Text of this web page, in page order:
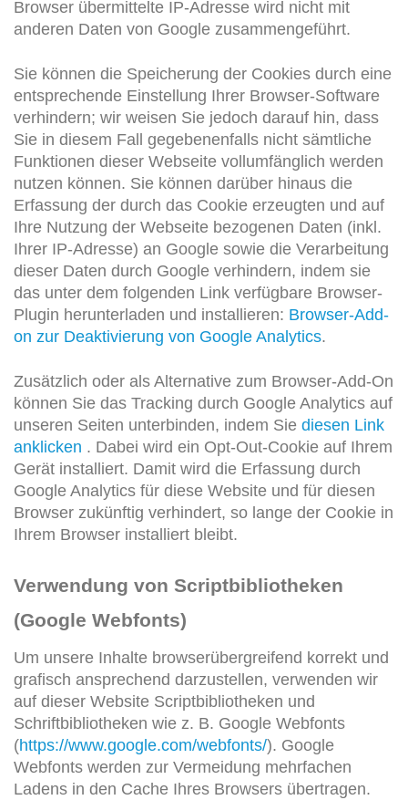
Browser übermittelte IP-Adresse wird nicht mit
anderen Daten von Google zusammengeführt.
Sie können die Speicherung der Cookies durch eine
entsprechende Einstellung Ihrer Browser-Software
verhindern; wir weisen Sie jedoch darauf hin, dass
Sie in diesem Fall gegebenenfalls nicht sämtliche
Funktionen dieser Webseite vollumfänglich werden
nutzen können. Sie können darüber hinaus die
Erfassung der durch das Cookie erzeugten und auf
Ihre Nutzung der Webseite bezogenen Daten (inkl.
Ihrer IP-Adresse) an Google sowie die Verarbeitung
dieser Daten durch Google verhindern, indem sie
das unter dem folgenden Link verfügbare Browser-
Plugin herunterladen und installieren: Browser-Add-
on zur Deaktivierung von Google Analytics.
Zusätzlich oder als Alternative zum Browser-Add-On
können Sie das Tracking durch Google Analytics auf
unseren Seiten unterbinden, indem Sie diesen Link
anklicken . Dabei wird ein Opt-Out-Cookie auf Ihrem
Gerät installiert. Damit wird die Erfassung durch
Google Analytics für diese Website und für diesen
Browser zukünftig verhindert, so lange der Cookie in
Ihrem Browser installiert bleibt.
Verwendung von Scriptbibliotheken
(Google Webfonts)
Um unsere Inhalte browserübergreifend korrekt und
grafisch ansprechend darzustellen, verwenden wir
auf dieser Website Scriptbibliotheken und
Schriftbibliotheken wie z. B. Google Webfonts
(https://www.google.com/webfonts/). Google
Webfonts werden zur Vermeidung mehrfachen
Ladens in den Cache Ihres Browsers übertragen.